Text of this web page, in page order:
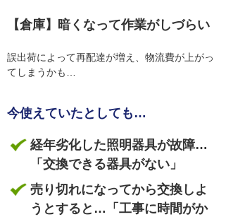
【倉庫】暗くなって作業がしづらい
誤出荷によって再配達が増え、物流費が上がっ
てしまうかも…
今使えていたとしても…
経年劣化した照明器具が故障…
「交換できる器具がない」
売り切れになってから交換しよ
うとすると…「工事に時間がか